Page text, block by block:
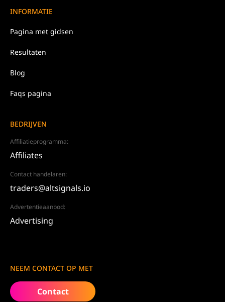
INFORMATIE
Pagina met gidsen
Resultaten
Blog
Faqs pagina
BEDRIJVEN
Affiliatieprogramma:
Affiliates
Contact handelaren:
traders@altsignals.io
Advertentieaanbod:
Advertising
NEEM CONTACT OP MET
Contact